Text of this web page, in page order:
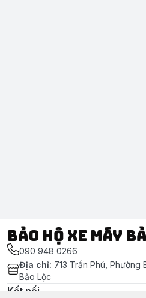
Bảo Hộ Xe Máy
090 948 0266
Địa chỉ: 713 Trần Phú,
Bảo Lộc
Kết nối